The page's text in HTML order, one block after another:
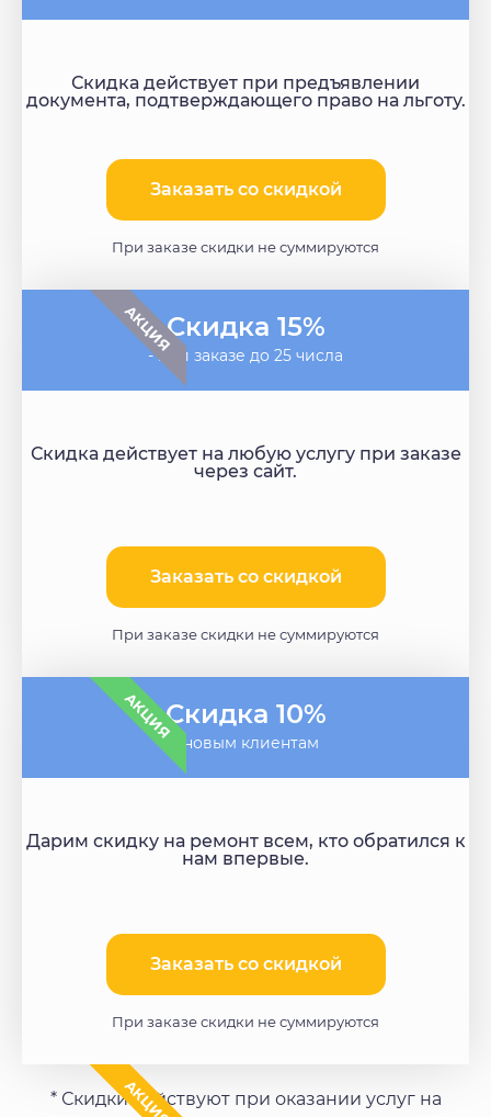
Скидка действует при предъявлении
документа, подтверждающего право на льготу.
Заказать со скидкой​
При заказе скидки не суммируются
АКЦИЯСкидка 15%
- при заказе до 25 числа
Скидка действует на любую услугу при заказе
через сайт.
Заказать со скидкой
При заказе скидки не суммируются
АКЦИЯСкидка 10%
- новым клиентам
Дарим скидку на ремонт всем, кто обратился к
нам впервые.
Заказать со скидкой​
При заказе скидки не суммируются
АКЦИЯ
* Скидки действуют при оказании услуг на